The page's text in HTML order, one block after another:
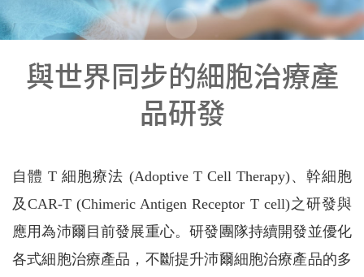
與世界同步的細胞治療產
品研發
自體 T 細胞療法 (Adoptive T Cell Therapy)、幹細胞
及CAR-T (Chimeric Antigen Receptor T cell)之研發與
應用為沛爾目前發展重心。研發團隊持續開發並優化
各式細胞治療產品，不斷提升沛爾細胞治療產品的多